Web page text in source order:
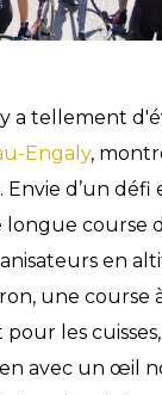
a tellement
Engaly,
d’un
course
en
une
les
avec un œil